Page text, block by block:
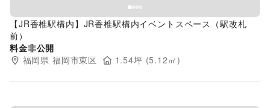
【JR香椎駅構内】JR香椎駅構内イベントスペース（駅改札
前）
料金非公開
福岡県 福岡市東区 1.54坪 (5.12 ㎡)